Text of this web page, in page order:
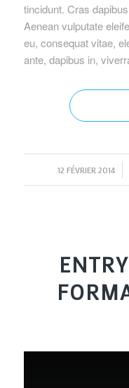
tincidunt. Cras
Aenean vulputate
eu, consequat vitae,
ante, dapibus in,
12 FÉVRIER 2014
/